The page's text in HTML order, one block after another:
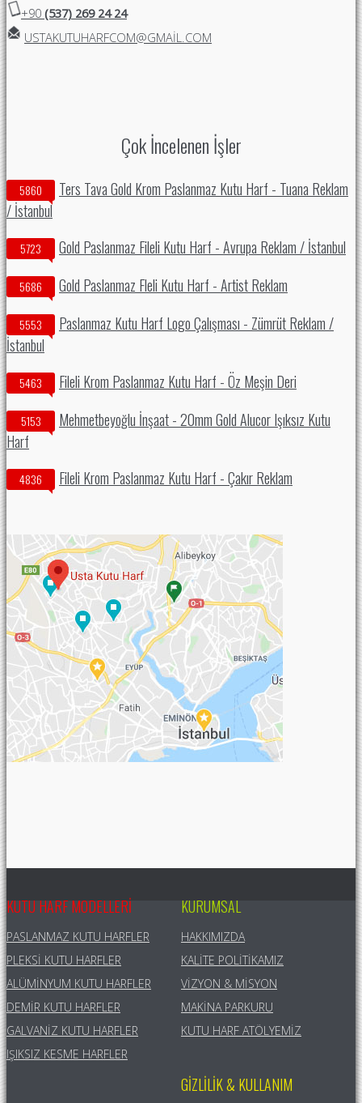
+90 (537) 269 24 24
USTAKUTUHARFCOM@GMAIL.COM
Çok İncelenen İşler
5860
Ters Tava Gold Krom Paslanmaz Kutu Harf - Tuana Reklam
/ İstanbul
5723 Gold Paslanmaz Fileli Kutu Harf - Avrupa Reklam / İstanbul
5686 Gold Paslanmaz Fleli Kutu Harf - Artist Reklam
5553
Paslanmaz Kutu Harf Logo Çalışması - Zümrüt Reklam /
İstanbul
5463 Fileli Krom Paslanmaz Kutu Harf - Öz Meşin Deri
5153
Mehmetbeyoğlu İnşaat - 20mm Gold Alucor Işıksız Kutu
Harf
4836 Fileli Krom Paslanmaz Kutu Harf - Çakır Reklam
KUTU HARF MODELLERI
PASLANMAZ KUTU HARFLER
PLEKSI KUTU HARFLER
ALÜMINYUM KUTU HARFLER
DEMIR KUTU HARFLER
GALVANIZ KUTU HARFLER
IŞIKSIZ KESME HARFLER
KURUMSAL
HAKKIMIZDA
KALITE POLITIKAMIZ
VIZYON & MISYON
MAKINA PARKURU
KUTU HARF ATÖLYEMIZ
GIZLILIK & KULLANIM